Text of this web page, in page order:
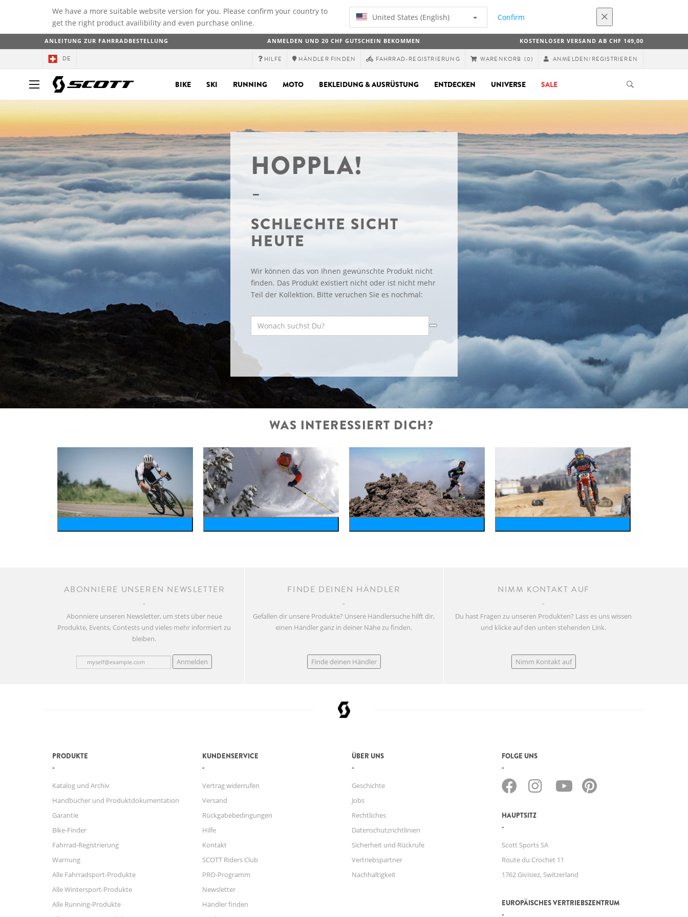
We have a more suitable website version for you. Please confirm your country to
get the right product availibility and even purchase online.
United States (English) Confirm
ANLEITUNG ZUR FAHRRADBESTELLUNG ANMELDEN UND 20 CHF GUTSCHEIN BEKOMMEN KOSTENLOSER VERSAND AB CHF 149,00
DE HILFE HÄNDLER FINDEN FAHRRAD-REGISTRIERUNG WARENKORB (0) ANMELDEN/REGISTRIEREN
BIKE SKI RUNNING MOTO BEKLEIDUNG & AUSRÜSTUNG ENTDECKEN UNIVERSE SALE
HOPPLA!
SCHLECHTE SICHT
HEUTE
Wir können das von Ihnen gewünschte Produkt nicht
finden. Das Produkt existiert nicht oder ist nicht mehr
Teil der Kollektion. Bitte veruchen Sie es nochmal:
WAS INTERESSIERT DICH?
ABONNIERE UNSEREN NEWSLETTER
Abonniere unseren Newsletter, um stets über neue
Produkte, Events, Contests und vieles mehr informiert zu
bleiben.
Anmelden
FINDE DEINEN HÄNDLER
Gefallen dir unsere Produkte? Unsere Händlersuche hilft dir,
einen Händler ganz in deiner Nähe zu finden.
Finde deinen Händler
NIMM KONTAKT AUF
Du hast Fragen zu unseren Produkten? Lass es uns wissen
und klicke auf den unten stehenden Link.
Nimm Kontakt auf
PRODUKTE
Katalog und Archiv
Handbücher und Produktdokumentation
Garantie
Bike-Finder
Fahrrad-Registrierung
Warnung
Alle Fahrradsport-Produkte
Alle Wintersport-Produkte
Alle Running-Produkte
KUNDENSERVICE
Vertrag widerrufen
Versand
Rückgabebedingungen
Hilfe
Kontakt
SCOTT Riders Club
PRO-Programm
Newsletter
Händler finden
ÜBER UNS
Geschichte
Jobs
Rechtliches
Datenschutzrichtlinien
Sicherheit und Rückrufe
Vertriebspartner
Nachhaltigkeit
FOLGE UNS
HAUPTSITZ
Scott Sports SA
Route du Crochet 11
1762 Givisiez, Switzerland
EUROPÄISCHES VERTRIEBSZENTRUM